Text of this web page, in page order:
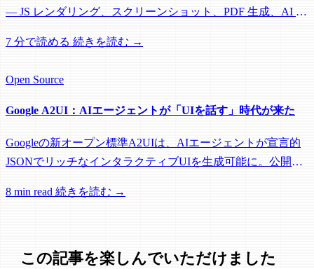
— JS レンダリング、スクリーンショット、PDF 生成、AI 構
由、完全オープンソース。
7 分で読める 続きを読む →
Open Source
Google A2UI：AIエージェントが「UIを話す」時代が来た
Googleの新オープン標準A2UIは、AIエージェントが宣言的
JSONでリッチなインタラクティブUIを生成可能に。公開数
8 min read 続きを読む →
この記事を楽しんでいただけました